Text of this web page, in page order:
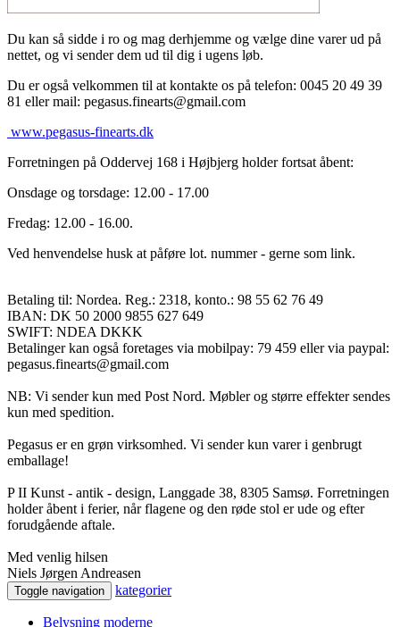
Du kan så sidde i ro og mag derhjemme og vælge dine varer ud på
nettet, og vi sender dem ud til dig i ugens løb.
Du er også velkommen til at kontakte os på telefon: 0045 20 49 39
81 eller mail: pegasus.finearts@gmail.com
www.pegasus-finearts.dk
Forretningen på Oddervej 168 i Højbjerg holder fortsat åbent:
Onsdage og torsdage: 12.00 - 17.00
Fredag: 12.00 - 16.00.
Ved henvendelse husk at påføre lot. nummer - gerne som link.
Betaling til: Nordea. Reg.: 2318, konto.: 98 55 62 76 49
IBAN: DK 50 2000 9855 627 649
SWIFT: NDEA DKKK
Betalinger kan også foretages via mobilpay: 79 459 eller via paypal:
pegasus.finearts@gmail.com
NB: Vi sender kun med Post Nord. Møbler og større effekter sendes
kun med spedition.
Pegasus er en grøn virksomhed. Vi sender kun varer i genbrugt
emballage!
P II Kunst - antik - design, Langgade 38, 8305 Samsø. Forretningen
holder åbent i ferier, når flagene og den røde stol er ude og efter
forudgående aftale.
Med venlig hilsen
Niels Jørgen Andreasen
Toggle navigation kategorier
Belysning moderne